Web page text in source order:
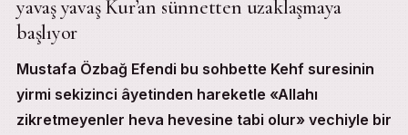
Allah’ı zikretmeyen heva hevesine uyuyor, yavaş yavaş
Kehf 28: zikirsizlik ile heva tabi&iyetinin manevî bağı
Sünnetten uzaklaşma: zikrin terkinin ilğk zinciri
Kur’andan uzaklaşma: kalp mühürlemesinin ilğk zinciri
Modern hayat kuşatması: zikrin sigorta oluşu
Gündelik vird programı ile manevî nizam
yavaş yavaş Kur’an sünnetten uzaklaşmaya
başlıyor
Mustafa Özbağ Efendi bu sohbette Kehf suresinin
yirmi sekizinci âyetinden hareketle «Allahı
zikretmeyenler heva hevesine tabi olur» vechiyle bir